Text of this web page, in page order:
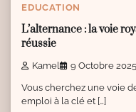
EDUCATION
L’alternance : la voie
réussie
Kamel 9 Octobre 2025
Vous cherchez une voie
emploi à la clé et […]